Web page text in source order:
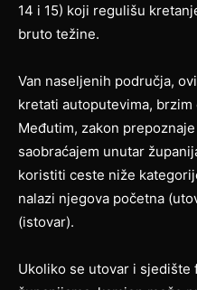
14 i 15) koji regulišu
bruto težine.
Van naseljenih područja,
kretati autoputevima, brzim
Međutim, zakon
saobraćajem unutar
koristiti ceste niže
nalazi njegova početna
(istovar).
Ukoliko se utovar i sjedište